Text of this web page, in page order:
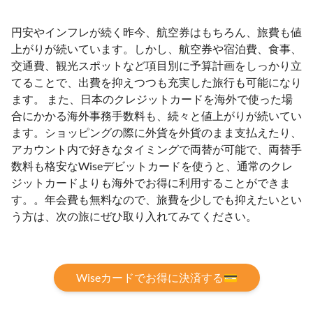
円安やインフレが続く昨今、航空券はもちろん、旅費も値
上がりが続いています。しかし、航空券や宿泊費、食事、
交通費、観光スポットなど項目別に予算計画をしっかり立
てることで、出費を抑えつつも充実した旅行も可能になり
ます。 また、日本のクレジットカードを海外で使った場
合にかかる海外事務手数料も、続々と値上がりが続いてい
ます。ショッピングの際に外貨を外貨のまま支払えたり、
アカウント内で好きなタイミングで両替が可能で、両替手
数料も格安なWiseデビットカードを使うと、通常のクレ
ジットカードよりも海外でお得に利用することができま
す。。年会費も無料なので、旅費を少しでも抑えたいとい
う方は、次の旅にぜひ取り入れてみてください。
Wiseカードでお得に決済する💳